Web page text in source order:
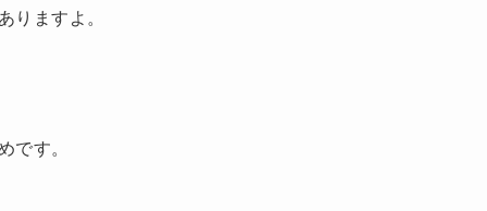
りますよ。
です。